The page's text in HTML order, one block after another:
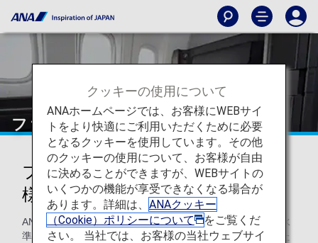
ファーストクラス
ファーストクラスをご利用のお客
様へのサービス
ANAのファーストクラスをご利用のお客様には、世界最高水
準のサービスでお迎えいたします。ご出発空港に到着された
クッキーの使用について
ANAホームページでは、お客様にWEBサイ
トをより快適にご利用いただくために必要
となるクッキーを使用しています。その他
のクッキーの使用について、お客様が自由
に決めることができますが、WEBサイトの
いくつかの機能が享受できなくなる場合が
あります。詳細は、 ANAクッキー
（Cookie）ポリシーについて
をご覧くだ
さい。 当社では、お客様の当社ウェブサイ